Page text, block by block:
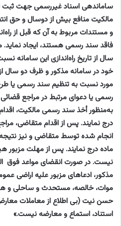
ساماندهی اسناد غیررسمی جهت ثبت
مالکیت منافع بیش از دوسال و حق
و مستندات مربوط به آن که قبل از
فاقد سند رسمی هستند، ایجاد
سال از تاریخ راه‌اندازی این سامانه
خود در سامانه مذکور و ظرف دو سال
مورد نسبت به تنظیم سند رسمی یا
رسمی یا دعوای مرتبط در مراجع قضائی
به‌منظور أخذ سند رسمی مالکیت،
درج نمایند. پس از اقدام متقاضی،
انجام­ شده توسط متقاضی و نیز
ماده درج نمایند. پس از مهلت مزبور
نیست. در ‌صورت انقضای مواعد فوق
مذکور، ادعاهای مزبور علیه اراضی
موات، خالصه، مستحدث و ساحلی و
حسن نیت (بی­ اطلاع از معاملات
استناد، استماع و معارضه نیست.»